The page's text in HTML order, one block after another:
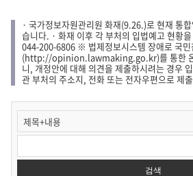
고
· 국가정보자원관리원 화재(9.26.)로 현재 통
습니다. · 화재 이후 각 부처의 입법예고 현황
044-200-6806 ※ 법제정보시스템 장애로 국민
(http://opinion.lawmaking.go.kr)를 통한 온
니, 개정안에 대해 의견을 제출하시려는 경우
관 부처의 주소지, 전화 또는 전자우편으로 제
입
법
예
1
검색